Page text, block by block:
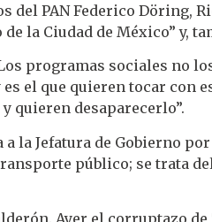
del PAN Federico Döring,
la Ciudad de México” y,
programas sociales no
el que quieren tocar
quieren desaparecerlo”.
la Jefatura de Gobierno
público; se trata
Ayer el corruptazo